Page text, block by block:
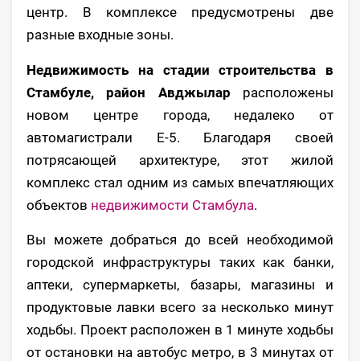
центр. В комплексе предусмотрены две
разные входные зоны.
Недвижимость на стадии строительства в
Стамбуле, район Авджылар расположены
новом центре города, недалеко от
автомагистрали E-5. Благодаря своей
потрясающей архитектуре, этот жилой
комплекс стал одним из самых впечатляющих
объектов недвижимости Стамбула.
Вы можете добраться до всей необходимой
городской инфраструктуры таких как банки,
аптеки, супермаркеты, базары, магазины и
продуктовые лавки всего за несколько минут
ходьбы. Проект расположен в 1 минуте ходьбы
от остановки на автобус метро, в 3 минутах от